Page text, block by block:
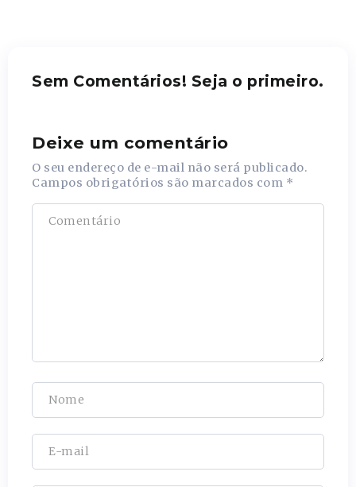
Sem Comentários! Seja o primeiro.
Deixe um comentário
O seu endereço de e-mail não será publicado.
Campos obrigatórios são marcados com *